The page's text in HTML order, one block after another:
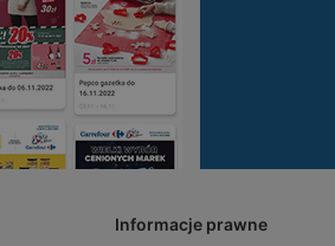
Informacje prawne